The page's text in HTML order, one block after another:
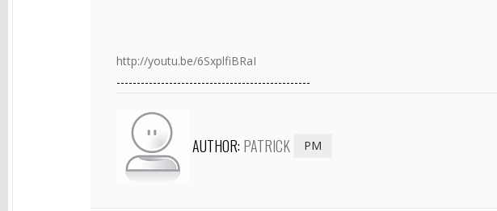
http://youtu.be/6SxplfiBRaI
------------------------------------------------
AUTHOR: PATRICK PM